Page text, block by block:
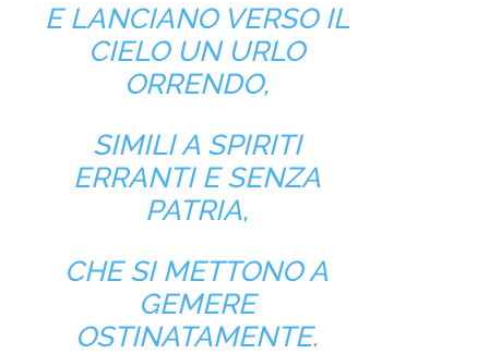
E LANCIANO VERSO IL
CIELO UN URLO
ORRENDO,
SIMILI A SPIRITI
ERRANTI E SENZA
PATRIA,
CHE SI METTONO A
GEMERE
OSTINATAMENTE.